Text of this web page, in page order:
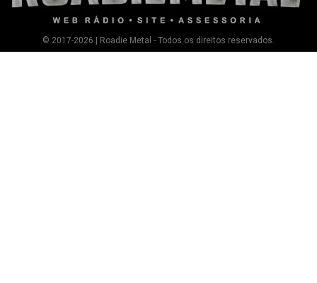
© 2017-2026 | Roadie Metal - Todos os direitos reservados.